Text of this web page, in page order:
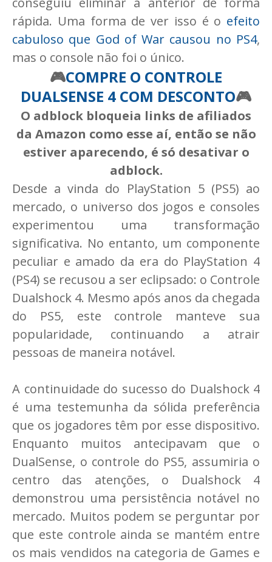
rápida. Uma forma de ver isso é o efeito
cabuloso que God of War causou no PS4,
mas o console não foi o único.
🎮COMPRE O CONTROLE
DUALSENSE 4 COM DESCONTO🎮
O adblock bloqueia links de afiliados
da Amazon como esse aí, então se não
estiver aparecendo, é só desativar o
adblock.
Desde a vinda do PlayStation 5 (PS5) ao
mercado, o universo dos jogos e consoles
experimentou uma transformação
significativa. No entanto, um componente
peculiar e amado da era do PlayStation 4
(PS4) se recusou a ser eclipsado: o Controle
Dualshock 4. Mesmo após anos da chegada
do PS5, este controle manteve sua
popularidade, continuando a atrair
pessoas de maneira notável.
A continuidade do sucesso do Dualshock 4
é uma testemunha da sólida preferência
que os jogadores têm por esse dispositivo.
Enquanto muitos antecipavam que o
DualSense, o controle do PS5, assumiria o
centro das atenções, o Dualshock 4
demonstrou uma persistência notável no
mercado. Muitos podem se perguntar por
que este controle ainda se mantém entre
os mais vendidos na categoria de Games e